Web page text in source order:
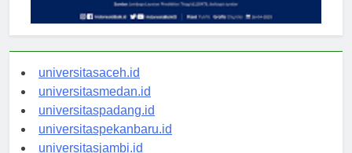
universitasaceh.id
universitasmedan.id
universitaspadang.id
universitaspekanbaru.id